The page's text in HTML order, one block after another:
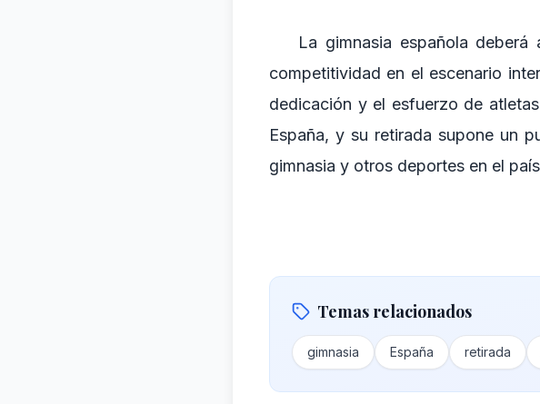
La gimnasia española
competitividad en el escenario
dedicación y el esfuerzo de
España, y su retirada supone un
gimnasia y otros deportes en el
Temas relacionados
gimnasia España retirada